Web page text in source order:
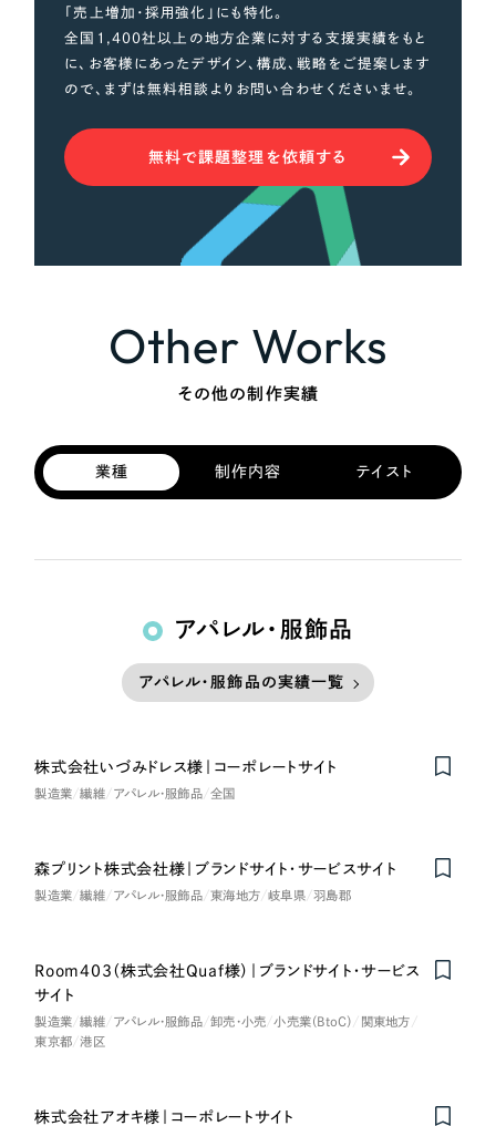
「売上増加・採用強化」にも特化。
全国1,400社以上の地方企業に対する支援実績をもと
に、お客様にあったデザイン、構成、戦略をご提案します
ので、まずは無料相談よりお問い合わせくださいませ。
無料で課題整理を依頼する
Other Works
その他の制作実績
業種 制作内容 テイスト
アパレル・服飾品
アパレル・服飾品の実績一覧
株式会社いづみドレス様｜コーポレートサイト
製造業 繊維 アパレル・服飾品 全国
森プリント株式会社様｜ブランドサイト・サービスサイト
製造業 繊維 アパレル・服飾品 東海地方 岐阜県 羽島郡
Room403（株式会社Quaf様）｜ブランドサイト・サービス
サイト
製造業 繊維 アパレル・服飾品 卸売・小売 小売業（BtoC）
関東地方
東京都
港区
株式会社アオキ様｜コーポレートサイト